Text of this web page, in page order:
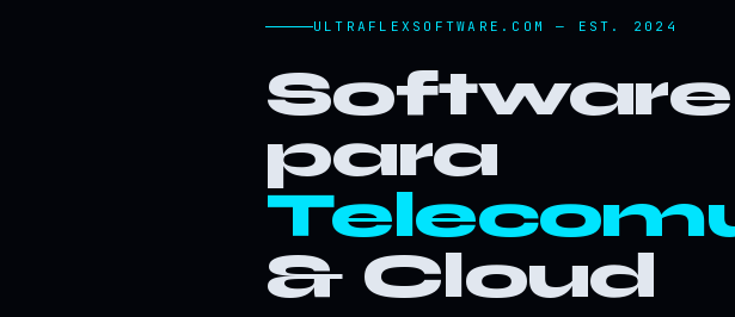
ULTRAFLEXSOFTWARE.COM — EST. 2024
para
& Cloud